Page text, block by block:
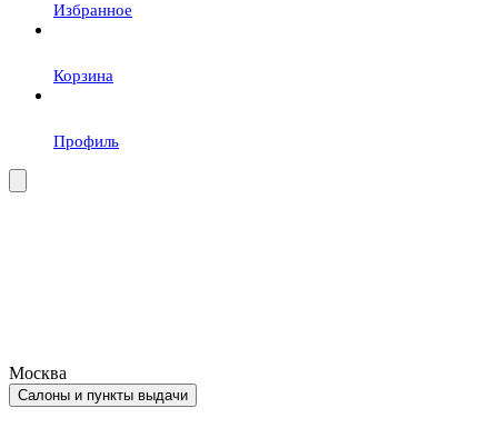
Избранное
Корзина
Профиль
Москва
Салоны и пункты выдачи